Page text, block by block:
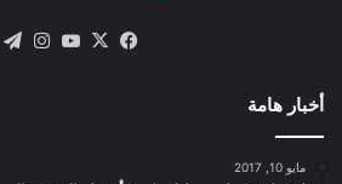
فيسبوك
X يوتيوب
أخبار هامة
مايو 10, 2017